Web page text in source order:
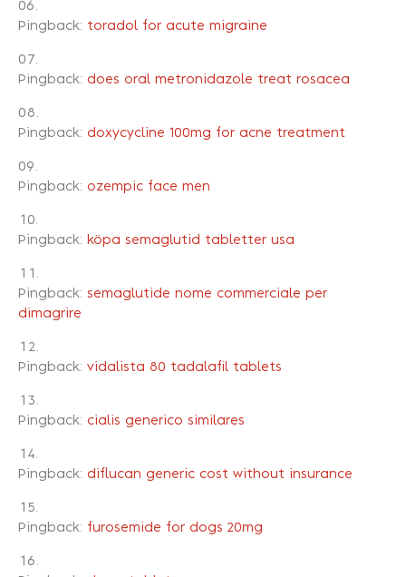
Pingback: toradol for acute migraine
Pingback: does oral metronidazole treat rosacea
Pingback: doxycycline 100mg for acne treatment
Pingback: ozempic face men
Pingback: köpa semaglutid tabletter usa
Pingback: semaglutide nome commerciale per
dimagrire
Pingback: vidalista 80 tadalafil tablets
Pingback: cialis generico similares
Pingback: diflucan generic cost without insurance
Pingback: furosemide for dogs 20mg